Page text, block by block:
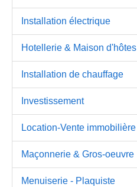
Installation électrique
Hotellerie & Maison d'hôtes
Installation de chauffage
Investissement
Location-Vente immobilière
Maçonnerie & Gros-oeuvre
Menuiserie - Plaquiste